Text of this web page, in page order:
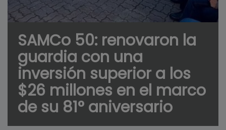
SAMCo 50: renovaron la
guardia con una
inversión superior a los
$26 millones en el marco
de su 81° aniversario